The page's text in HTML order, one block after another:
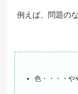
例えば、問題の
色・・・・や